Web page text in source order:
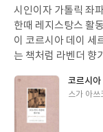
를 끌고 들어와 힘을
다. 이전에는 감히 생각조차 할 수 없는 일이었지만 술라가 로마를
비우자 킨나와 마리
수가 이어졌다. 마리우스의 몰락은 끝도 모를 바닥까지 내려가 보고
것 처럼 최고참 원로
치에 서야할 것을 자기만이 전쟁에서 로마를 구할 수 있다는 오만함
에 사로잡혔다. 일곱
일
시인이자 가톨릭 좌
한때 레지스탕스 활
이 코르시아 데이 세
는 책처럼 라벤더 향
람들, 가난한 지식
펙트럼의 사람들이
그녀가 만나는 사람
코르시아
글
스가 아쓰